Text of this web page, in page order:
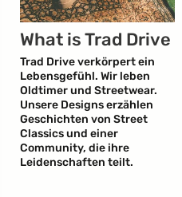
What is Trad Drive
Trad Drive verkörpert ein
Lebensgefühl. Wir leben
Oldtimer und Streetwear.
Unsere Designs erzählen
Geschichten von Street
Classics und einer
Community, die ihre
Leidenschaften teilt.